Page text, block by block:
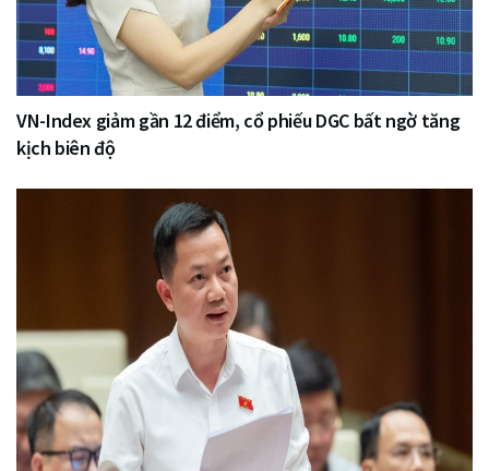
VN-Index giảm gần 12 điểm, cổ phiếu DGC bất ngờ tăng
kịch biên độ